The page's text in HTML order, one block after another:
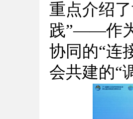
重点介绍
践”——作为
协同的“连
会共建的“